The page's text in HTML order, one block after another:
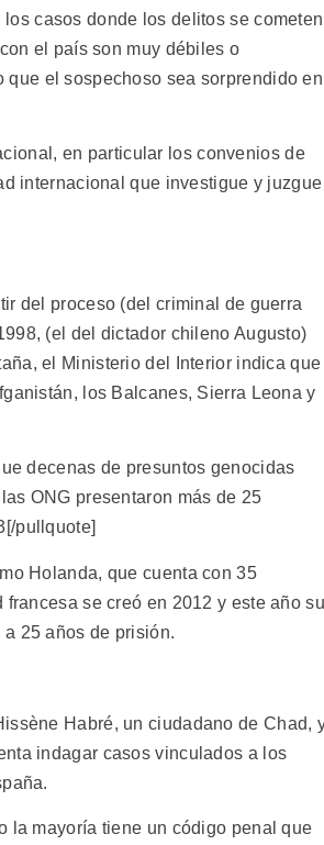
casos donde los delitos se cometen
el país son muy débiles o
que el sospechoso sea sorprendido en
en particular los convenios de
internacional que investigue y juzgue
del proceso (del criminal de guerra
(el del dictador chileno Augusto)
el Ministerio del Interior indica que
los Balcanes, Sierra Leona y
decenas de presuntos genocidas
ONG presentaron más de 25
pullquote]
Holanda, que cuenta con 35
se creó en 2012 y este año su
25 años de prisión.
Habré, un ciudadano de Chad,
indagar casos vinculados a los
la mayoría tiene un código penal que